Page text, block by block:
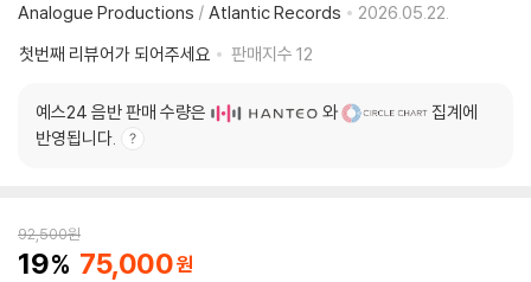
Analogue Productions / Atlantic Records
2026.05.22.
첫번째 리뷰어가 되어주세요
판매지수 12
예스24 음반 판매 수량은 와
집계에
반영됩니다.
92,500원
19 75,000